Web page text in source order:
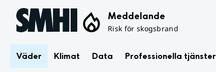
Hoppa till sidans innehåll Meddelande
Risk för skogsbrand
Väder Klimat Data Professionella tjänster